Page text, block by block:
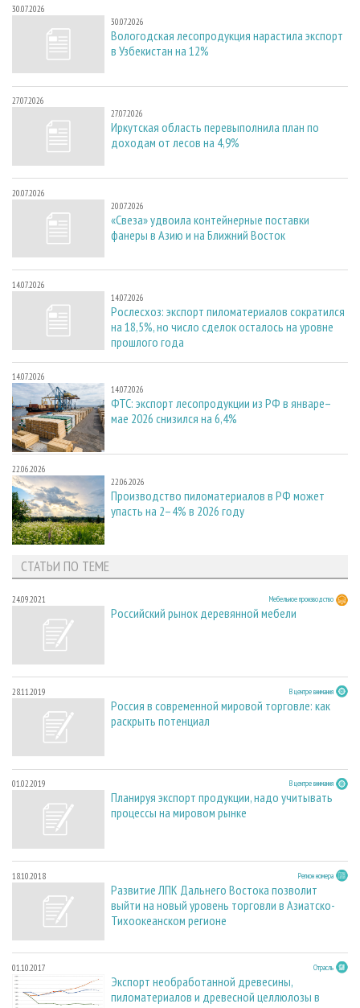
30.07.2026
30.07.2026
Вологодская лесопродукция нарастила экспорт
в Узбекистан на 12%
27.07.2026
27.07.2026
Иркутская область перевыполнила план по
доходам от лесов на 4,9%
20.07.2026
20.07.2026
«Свеза» удвоила контейнерные поставки
фанеры в Азию и на Ближний Восток
14.07.2026
14.07.2026
Рослесхоз: экспорт пиломатериалов сократился
на 18,5%, но число сделок осталось на уровне
прошлого года
14.07.2026
14.07.2026
ФТС: экспорт лесопродукции из РФ в январе–
мае 2026 снизился на 6,4%
22.06.2026
22.06.2026
Производство пиломатериалов в РФ может
упасть на 2–4% в 2026 году
СТАТЬИ ПО ТЕМЕ
24.09.2021 Мебельное производство
Российский рынок деревянной мебели
28.11.2019 В центре внимания
Россия в современной мировой торговле: как
раскрыть потенциал
01.02.2019 В центре внимания
Планируя экспорт продукции, надо учитывать
процессы на мировом рынке
18.10.2018 Регион номера
Развитие ЛПК Дальнего Востока позволит
выйти на новый уровень торговли в Азиатско-
Тихоокеанском регионе
01.10.2017 Отрасль
Экспорт необработанной древесины,
пиломатериалов и древесной целлюлозы в